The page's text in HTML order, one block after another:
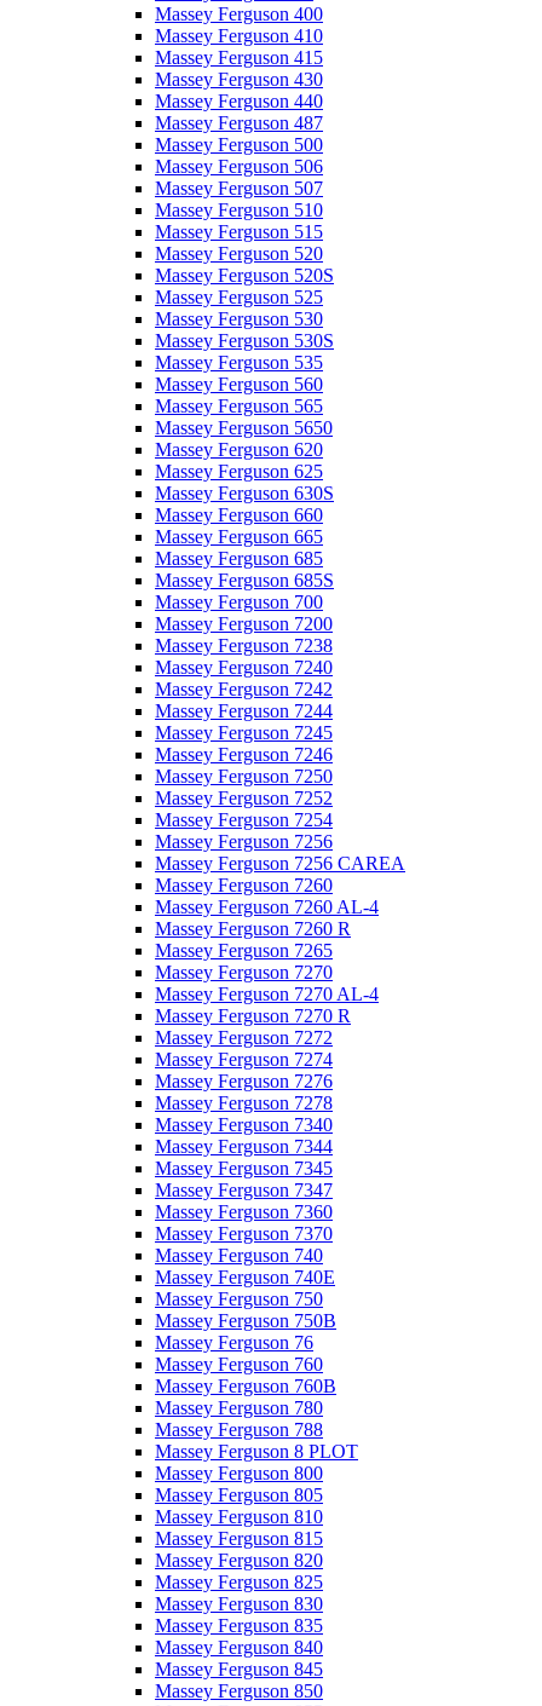
Massey Ferguson 400
Massey Ferguson 410
Massey Ferguson 415
Massey Ferguson 430
Massey Ferguson 440
Massey Ferguson 487
Massey Ferguson 500
Massey Ferguson 506
Massey Ferguson 507
Massey Ferguson 510
Massey Ferguson 515
Massey Ferguson 520
Massey Ferguson 520S
Massey Ferguson 525
Massey Ferguson 530
Massey Ferguson 530S
Massey Ferguson 535
Massey Ferguson 560
Massey Ferguson 565
Massey Ferguson 5650
Massey Ferguson 620
Massey Ferguson 625
Massey Ferguson 630S
Massey Ferguson 660
Massey Ferguson 665
Massey Ferguson 685
Massey Ferguson 685S
Massey Ferguson 700
Massey Ferguson 7200
Massey Ferguson 7238
Massey Ferguson 7240
Massey Ferguson 7242
Massey Ferguson 7244
Massey Ferguson 7245
Massey Ferguson 7246
Massey Ferguson 7250
Massey Ferguson 7252
Massey Ferguson 7254
Massey Ferguson 7256
Massey Ferguson 7256 CAREA
Massey Ferguson 7260
Massey Ferguson 7260 AL-4
Massey Ferguson 7260 R
Massey Ferguson 7265
Massey Ferguson 7270
Massey Ferguson 7270 AL-4
Massey Ferguson 7270 R
Massey Ferguson 7272
Massey Ferguson 7274
Massey Ferguson 7276
Massey Ferguson 7278
Massey Ferguson 7340
Massey Ferguson 7344
Massey Ferguson 7345
Massey Ferguson 7347
Massey Ferguson 7360
Massey Ferguson 7370
Massey Ferguson 740
Massey Ferguson 740E
Massey Ferguson 750
Massey Ferguson 750B
Massey Ferguson 76
Massey Ferguson 760
Massey Ferguson 760B
Massey Ferguson 780
Massey Ferguson 788
Massey Ferguson 8 PLOT
Massey Ferguson 800
Massey Ferguson 805
Massey Ferguson 810
Massey Ferguson 815
Massey Ferguson 820
Massey Ferguson 825
Massey Ferguson 830
Massey Ferguson 835
Massey Ferguson 840
Massey Ferguson 845
Massey Ferguson 850